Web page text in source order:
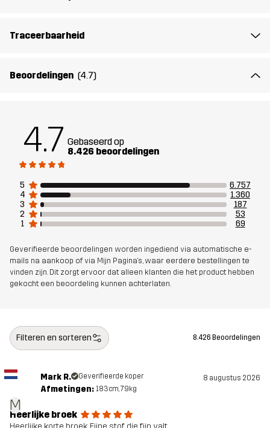
Materiál 1
77% Polyester (Gerecycled), 15% Katoen,
Voering
95% Polyester (Gerecycled), 5%
Duurzaamheid
lees hier
Bluesign® approved
Ontworpen
voor
ALLROUND WANDELEN
Artikelnummer 10088_2702
Traceerbaarheid
Beoordelingen (4.7)
4.7 Gebaseerd op
8.426 beoordelingen
5
6.757
4
1.360
3
187
2
53
1
69
Geverifieerde beoordelingen worden ingediend via automatische e-
mails na aankoop of via Mijn Pagina's, waar eerdere bestellingen te
vinden zijn. Dit zorgt ervoor dat alleen klanten die het product hebben
gekocht een beoordeling kunnen achterlaten.
Filteren en sorteren 8.426 Beoordelingen
M
Mark R. Geverifieerde koper 8 augustus 2026
Afmetingen: 183cm, 79kg
Heerlijke broek